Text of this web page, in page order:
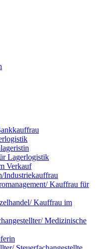
Lagerlogistik
Verkauf
Industriekauffrau
Kauffrau für
Kauffrau im
Medizinische